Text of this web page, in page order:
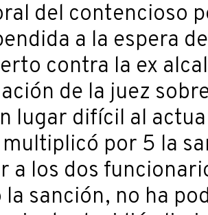
del contencioso
a la espera
contra la ex
de la juez
lugar difícil al
multiplicó por 5 la
a los dos
sanción, no ha